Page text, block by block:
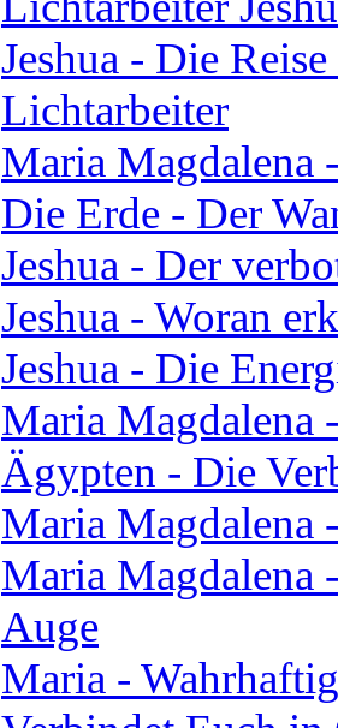
Jeshua - Die
Lichtarbeiter
Maria Magdalena
Die Erde - Der
Jeshua - Der
Jeshua - Woran
Jeshua - Die
Maria Magdalena
Ägypten - Die
Maria Magdalena
Maria Magdalena
Auge
Maria -